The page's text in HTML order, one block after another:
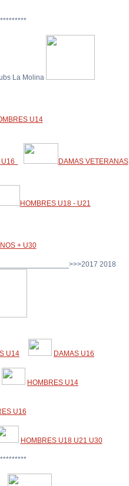
bs La Molina
U14
U16 DAMAS VETERANAS
HOMBRES U18 - U21
+ U30
2018
U14 DAMAS U16
HOMBRES U14
U16
HOMBRES U18 U21 U30